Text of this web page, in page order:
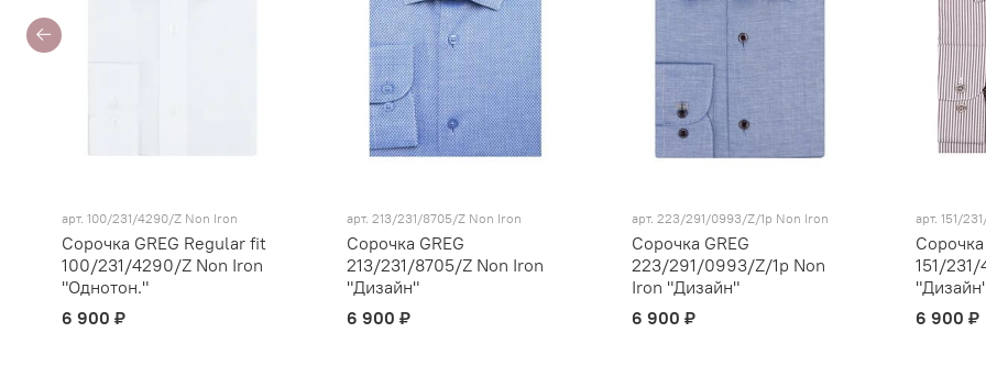
арт. 100/231/4290/Z Non Iron
Сорочка GREG Regular fit
100/231/4290/Z Non Iron
"Однотон."
6 900 ₽
арт. 213/231/8705/Z Non Iron
Сорочка GREG
213/231/8705/Z Non Iron
"Дизайн"
6 900 ₽
арт. 223/291/0993/Z/1p Non Iron
Сорочка GREG
223/291/0993/Z/1p Non
Iron "Дизайн"
6 900 ₽
арт.151/
Сорочка
151/
6 900 ₽